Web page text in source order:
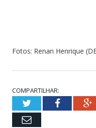
Fotos: Renan Henrique
COMPARTILHAR:
TwitterFacebook
Email